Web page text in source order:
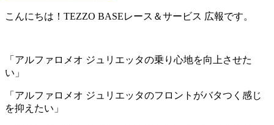
こんにちは！TEZZO BASEレース＆サービス 広報です。
「アルファロメオ ジュリエッタの乗り心地を向上させた
い」
「アルファロメオ ジュリエッタのフロントがバタつく感じ
を抑えたい」